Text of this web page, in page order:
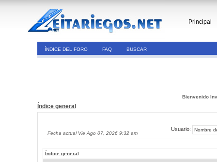
Principal
ÍNDICE DEL FORO FAQ BUSCAR
Bienvenido
Índice general
Fecha actual Vie Ago 07, 2026 9:32 am
Usuario:
Índice general